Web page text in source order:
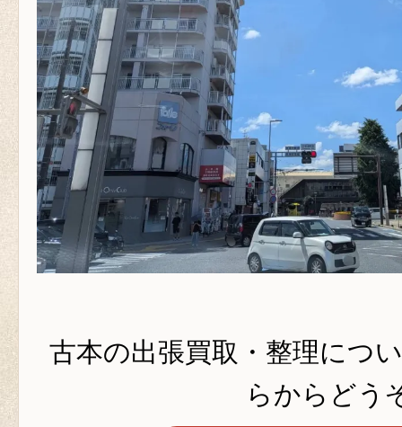
古本の出張買取・整理につ
らからどう